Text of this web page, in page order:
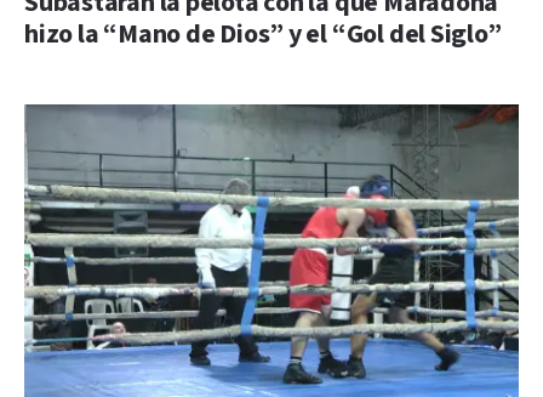
hizo la “Mano de Dios” y el “Gol del Siglo”